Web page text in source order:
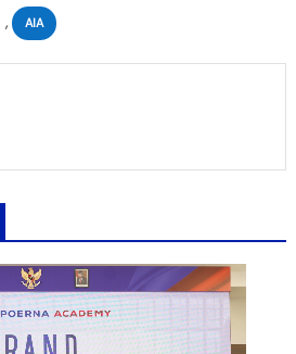
, AIA